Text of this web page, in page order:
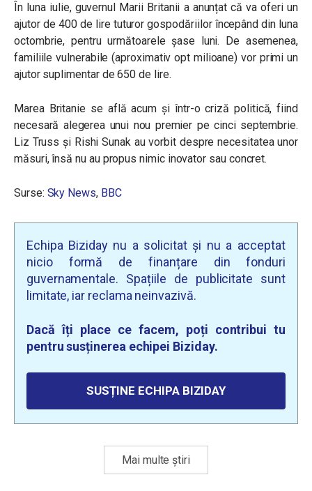
În luna iulie, guvernul Marii Britanii a anunțat că va oferi un
ajutor de 400 de lire tuturor gospodăriilor începând din luna
octombrie, pentru următoarele șase luni. De asemenea,
familiile vulnerabile (aproximativ opt milioane) vor primi un
ajutor suplimentar de 650 de lire.
Marea Britanie se află acum și într-o criză politică, fiind
necesară alegerea unui nou premier pe cinci septembrie.
Liz Truss și Rishi Sunak au vorbit despre necesitatea unor
măsuri, însă nu au propus nimic inovator sau concret.
Surse: Sky News, BBC
Echipa Biziday nu a solicitat și nu a acceptat
nicio formă de finanțare din fonduri
guvernamentale. Spațiile de publicitate sunt
limitate, iar reclama neinvazivă.
Dacă îți place ce facem, poți contribui tu
pentru susținerea echipei Biziday.
SUSȚINE ECHIPA BIZIDAY
Mai multe știri